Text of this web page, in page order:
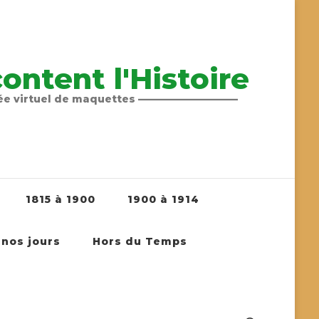
l'Histoire
virtuel de maquettes ——————————
1815 à 1900 1900 à 1914
nos jours Hors du Temps